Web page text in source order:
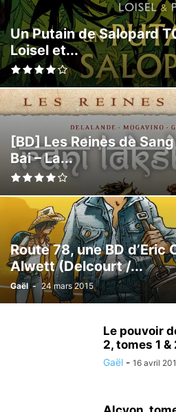
Un Putain de Salopard
Loisel et...
[BD] Les Reines de
Bai – La...
Route 78, une BD
Alwett (Delcourt /...
Gaël - 24 mars 2015
Le pouvoir
2, tomes 1 &
Gaël - 16 avril